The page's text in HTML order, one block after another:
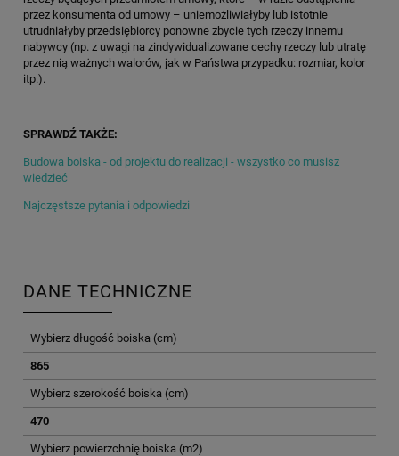
przez konsumenta od umowy – uniemożliwiałyby lub istotnie
utrudniałyby przedsiębiorcy ponowne zbycie tych rzeczy innemu
nabywcy (np. z uwagi na zindywidualizowane cechy rzeczy lub utratę
przez nią ważnych walorów, jak w Państwa przypadku: rozmiar, kolor
itp.).
SPRAWDŹ TAKŻE:
Budowa boiska - od projektu do realizacji - wszystko co musisz
wiedzieć
Najczęstsze pytania i odpowiedzi
DANE TECHNICZNE
Wybierz długość boiska (cm)
865
Wybierz szerokość boiska (cm)
470
Wybierz powierzchnię boiska (m2)